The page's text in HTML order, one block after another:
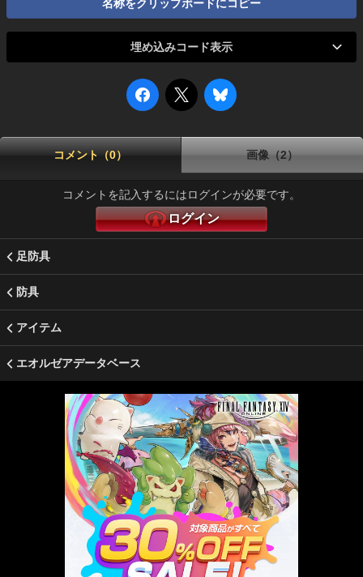
名称をクリップボードにコピー
埋め込みコード表示
コメント（0） 画像（2）
コメントを記入するにはログインが必要です。
ログイン
足防具
防具
アイテム
エオルゼアデータベース